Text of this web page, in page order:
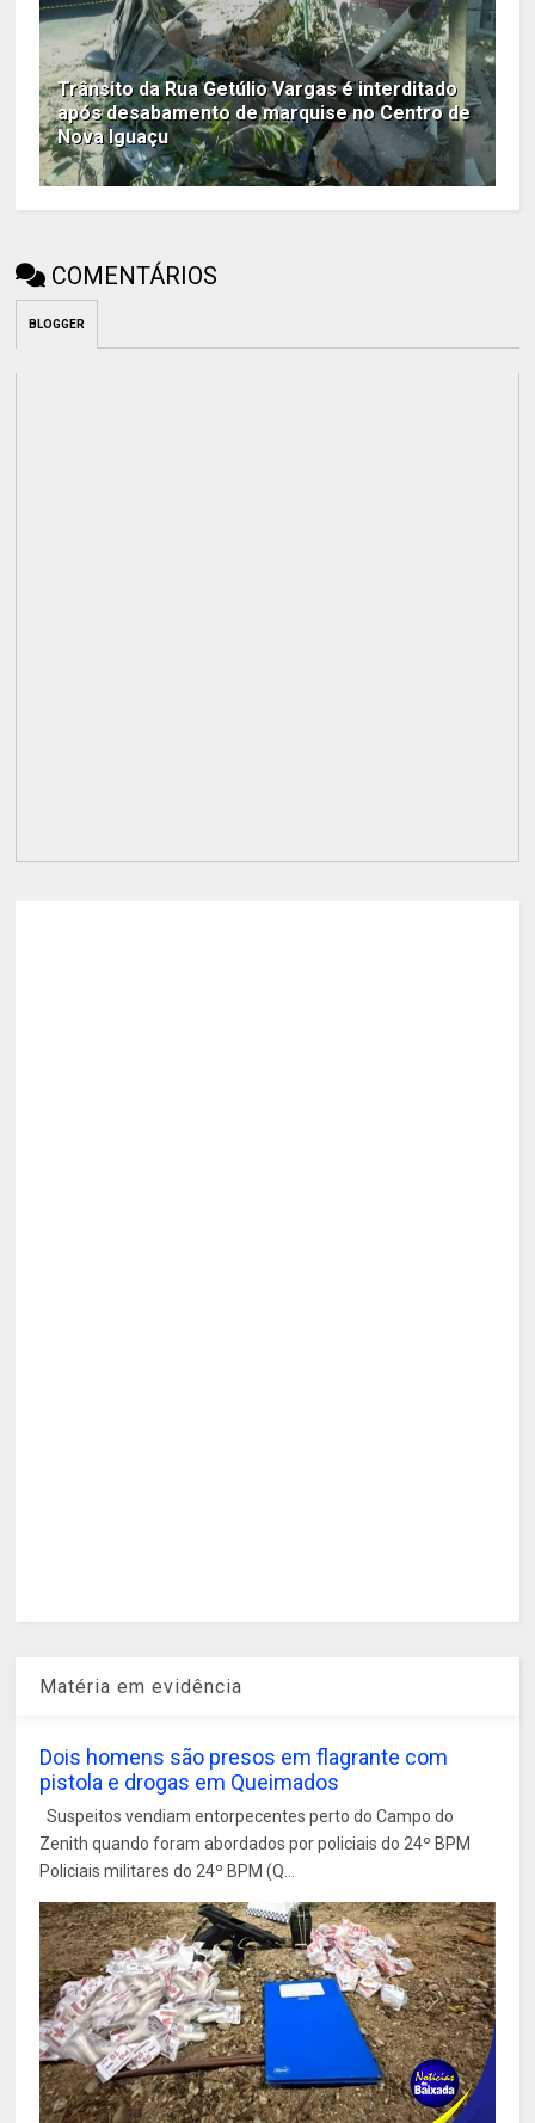
Trânsito da Rua Getúlio Vargas é interditado
após desabamento de marquise no Centro de
Nova Iguaçu
COMENTÁRIOS
BLOGGER
Matéria em evidência
Dois homens são presos em flagrante com
pistola e drogas em Queimados
Suspeitos vendiam entorpecentes perto do Campo do
Zenith quando foram abordados por policiais do 24º BPM
Policiais militares do 24º BPM (Q...